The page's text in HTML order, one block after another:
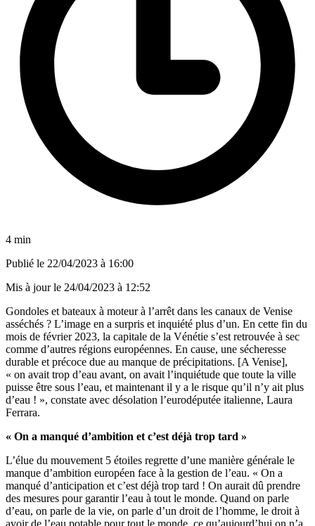
4 min
Publié le 22/04/2023 à 16:00
Mis à jour le 24/04/2023 à 12:52
Gondoles et bateaux à moteur à l’arrêt dans les canaux de Venise
asséchés ? L’image en a surpris et inquiété plus d’un. En cette fin du
mois de février 2023, la capitale de la Vénétie s’est retrouvée à sec
comme d’autres régions européennes. En cause, une sécheresse
durable et précoce due au manque de précipitations. [A Venise],
« on avait trop d’eau avant, on avait l’inquiétude que toute la ville
puisse être sous l’eau, et maintenant il y a le risque qu’il n’y ait plus
d’eau ! », constate avec désolation l’eurodéputée italienne, Laura
Ferrara.
« On a manqué d’ambition et c’est déjà trop tard »
L’élue du mouvement 5 étoiles regrette d’une manière générale le
manque d’ambition européen face à la gestion de l’eau. « On a
manqué d’anticipation et c’est déjà trop tard ! On aurait dû prendre
des mesures pour garantir l’eau à tout le monde. Quand on parle
d’eau, on parle de la vie, on parle d’un droit de l’homme, le droit à
avoir de l’eau potable pour tout le monde, ce qu’aujourd’hui on n’a